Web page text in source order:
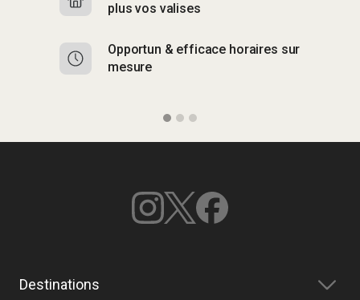
plus vos valises
Opportun & efficace horaires sur
mesure
Destinations